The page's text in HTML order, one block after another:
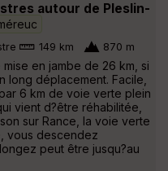
autour de Pleslin-
149 km 870 m
en jambe de 26 km, si
long déplacement. Facile,
6 km de voie verte plein
vient d?être réhabilitée,
sur Rance, la voie verte
vous descendez
peut être jusqu?au